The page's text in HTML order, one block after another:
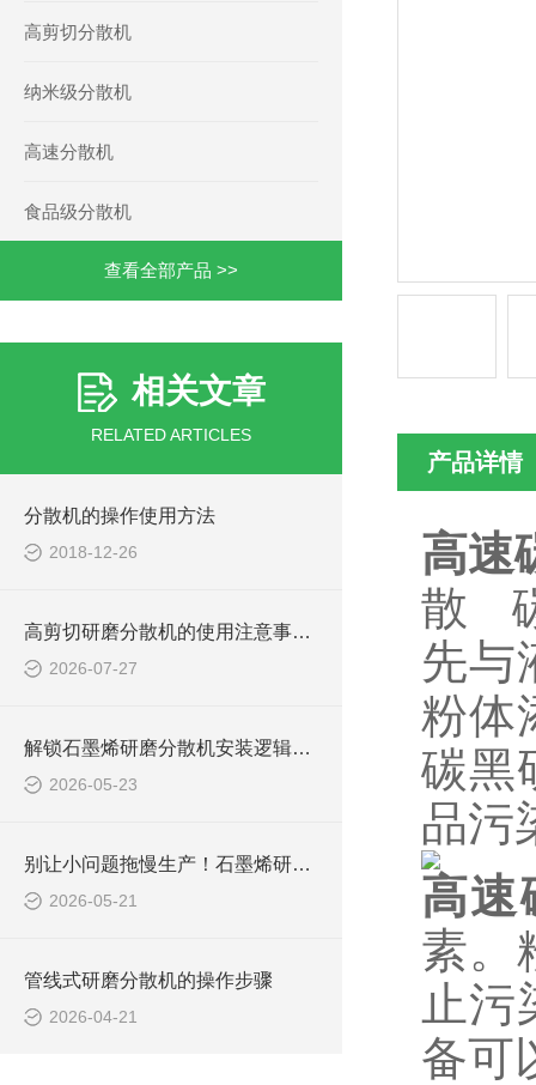
高剪切分散机
纳米级分散机
高速分散机
食品级分散机
查看全部产品 >>
相关文章
RELATED ARTICLES
分散机的操作使用方法
2018-12-26
高剪切研磨分散机的使用注意事项有哪些？
2026-07-27
解锁石墨烯研磨分散机安装逻辑：从准备到调试，步骤拆解超清晰
2026-05-23
别让小问题拖慢生产！石墨烯研磨分散机常见问题，破解攻略来了
2026-05-21
管线式研磨分散机的操作步骤
2026-04-21
产品详情
高速
散
先与
粉体
碳黑
品污
高速
素。
止
备可